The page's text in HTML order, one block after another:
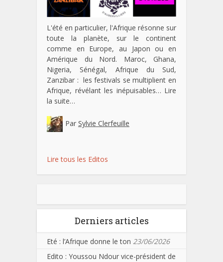
L'été en particulier, l'Afrique résonne sur
toute la planète, sur le continent
comme en Europe, au Japon ou en
Amérique du Nord. Maroc, Ghana,
Nigeria, Sénégal, Afrique du Sud,
Zanzibar : les festivals se multiplient en
Afrique, révélant les inépuisables… Lire
la suite…
Par Sylvie Clerfeuille
Lire tous les Editos
Derniers articles
Eté : l’Afrique donne le ton 23/06/2026
Edito : Youssou Ndour vice-président de